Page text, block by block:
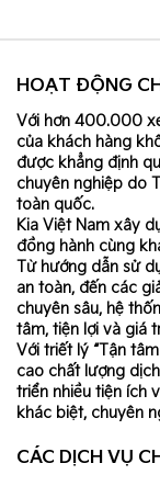
HOẠT ĐỘNG
Với hơn 400.000
của khách hàng
được khẳng định
chuyên nghiệp do
toàn quốc.
Kia Việt Nam xây
đồng hành cùng
Từ hướng dẫn sử
an toàn, đến các
chuyên sâu, hệ
tâm, tiện lợi và giá
Với triết lý “Tận
cao chất lượng
triển nhiều tiện ích
khác biệt, chuyên
CÁC DỊCH VỤ